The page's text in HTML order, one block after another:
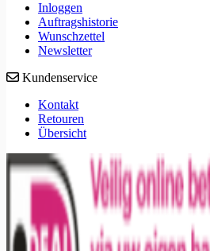
Inloggen
Auftragshistorie
Wunschzettel
Newsletter
Kundenservice
Kontakt
Retouren
Übersicht